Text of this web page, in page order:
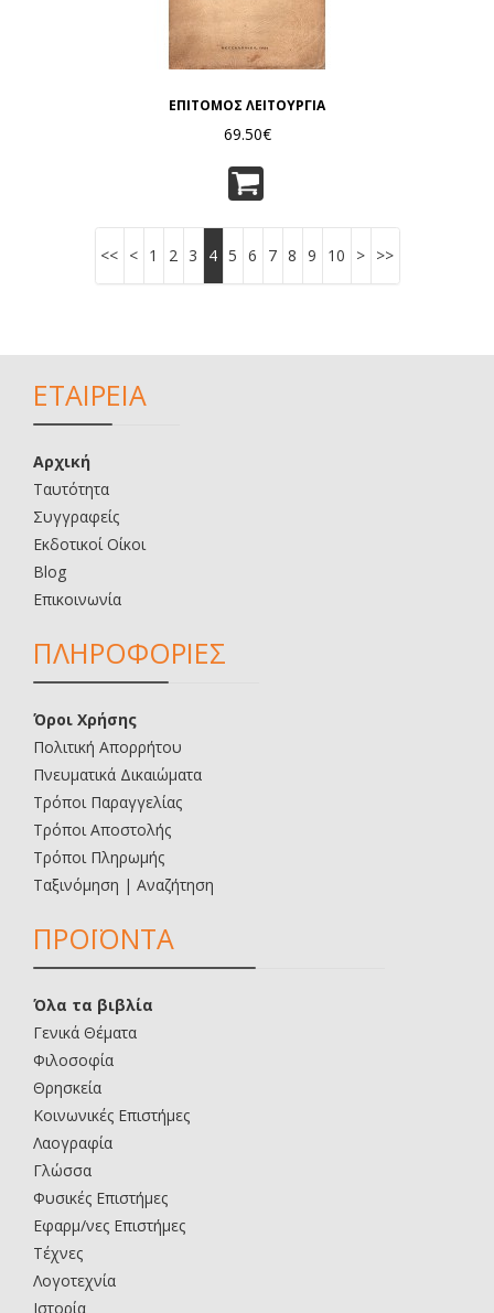
ΕΠΙΤΟΜΟΣ ΛΕΙΤΟΥΡΓΙΑ
69.50€
<< < 1 2 3 4 5 6 7 8 9 10 > >>
ΕΤΑΙΡΕΙΑ
Αρχική
Ταυτότητα
Συγγραφείς
Εκδοτικοί Οίκοι
Blog
Επικοινωνία
ΠΛΗΡΟΦΟΡΙΕΣ
Όροι Χρήσης
Πολιτική Απορρήτου
Πνευματικά Δικαιώματα
Τρόποι Παραγγελίας
Τρόποι Αποστολής
Τρόποι Πληρωμής
Ταξινόμηση | Αναζήτηση
ΠΡΟΪΟΝΤΑ
Όλα τα βιβλία
Γενικά Θέματα
Φιλοσοφία
Θρησκεία
Κοινωνικές Επιστήμες
Λαογραφία
Γλώσσα
Φυσικές Επιστήμες
Εφαρμ/νες Επιστήμες
Τέχνες
Λογοτεχνία
Ιστορία